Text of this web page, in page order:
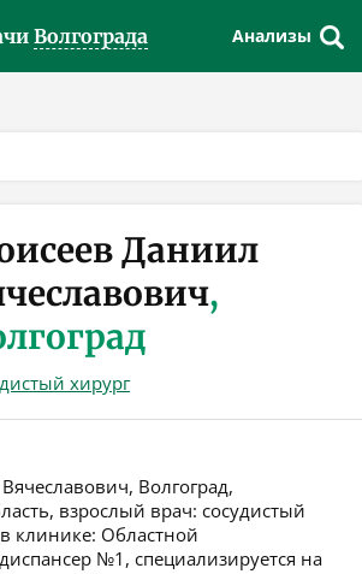
Волгограда Анализы
Даниил
,
хирург
Волгоград,
взрослый врач: сосудистый
клинике: Областной
№1, специализируется на